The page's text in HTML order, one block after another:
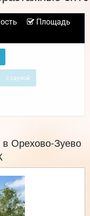
Площадь
с сауной
Орехово-Зуево